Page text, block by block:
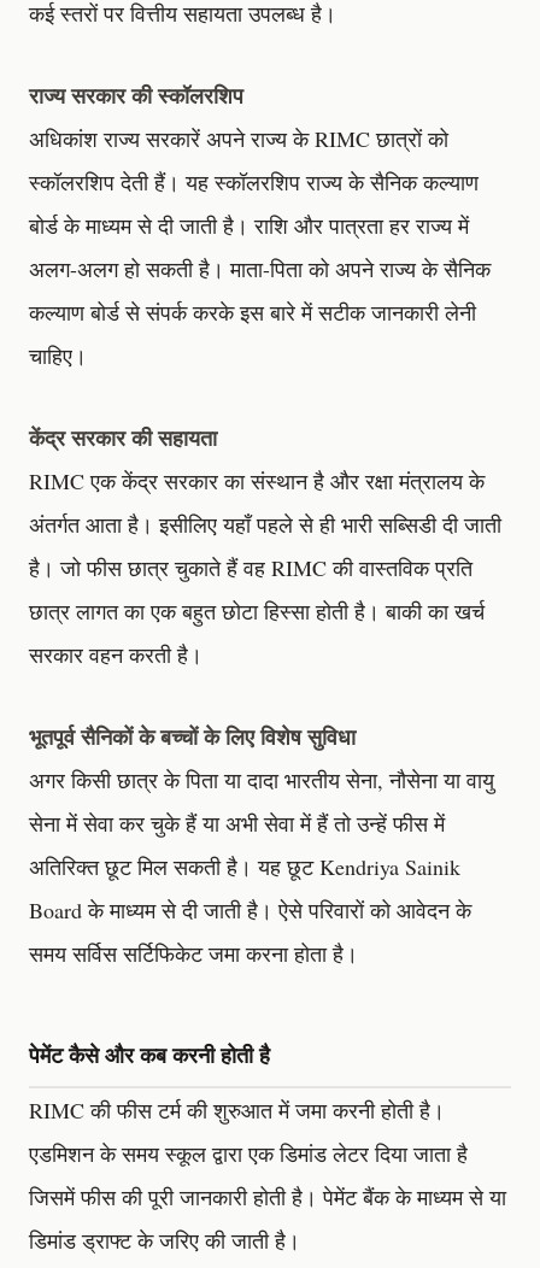
कई स्तरों पर वित्तीय सहायता उपलब्ध है।
राज्य सरकार की स्कॉलरशिप
अधिकांश राज्य सरकारें अपने राज्य के RIMC छात्रों को
स्कॉलरशिप देती हैं। यह स्कॉलरशिप राज्य के सैनिक कल्याण
बोर्ड के माध्यम से दी जाती है। राशि और पात्रता हर राज्य में
अलग-अलग हो सकती है। माता-पिता को अपने राज्य के सैनिक
कल्याण बोर्ड से संपर्क करके इस बारे में सटीक जानकारी लेनी
चाहिए।
केंद्र सरकार की सहायता
RIMC एक केंद्र सरकार का संस्थान है और रक्षा मंत्रालय के
अंतर्गत आता है। इसीलिए यहाँ पहले से ही भारी सब्सिडी दी जाती
है। जो फीस छात्र चुकाते हैं वह RIMC की वास्तविक प्रति
छात्र लागत का एक बहुत छोटा हिस्सा होती है। बाकी का खर्च
सरकार वहन करती है।
भूतपूर्व सैनिकों के बच्चों के लिए विशेष सुविधा
अगर किसी छात्र के पिता या दादा भारतीय सेना, नौसेना या वायु
सेना में सेवा कर चुके हैं या अभी सेवा में हैं तो उन्हें फीस में
अतिरिक्त छूट मिल सकती है। यह छूट Kendriya Sainik
Board के माध्यम से दी जाती है। ऐसे परिवारों को आवेदन के
समय सर्विस सर्टिफिकेट जमा करना होता है।
पेमेंट कैसे और कब करनी होती है
RIMC की फीस टर्म की शुरुआत में जमा करनी होती है।
एडमिशन के समय स्कूल द्वारा एक डिमांड लेटर दिया जाता है
जिसमें फीस की पूरी जानकारी होती है। पेमेंट बैंक के माध्यम से या
डिमांड ड्राफ्ट के जरिए की जाती है।